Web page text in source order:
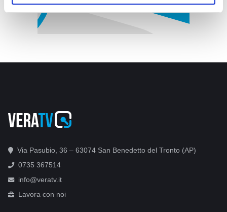
Via Pasubio, 36 – 63074 San Benedetto del Tronto (AP)
0735 367514
info@veratv.it
Lavora con noi